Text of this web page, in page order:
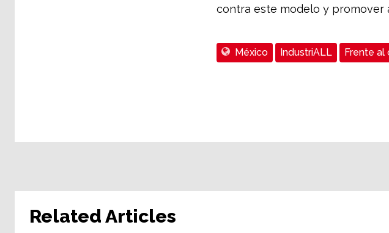
contra este modelo y promover
México IndustriALL Frente al
Related Articles